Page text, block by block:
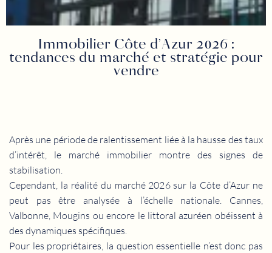
Immobilier Côte d’Azur 2026 :
tendances du marché et stratégie pour
vendre
Après une période de ralentissement liée à la hausse des taux
d’intérêt, le marché immobilier montre des signes de
stabilisation.
Cependant, la réalité du marché 2026 sur la Côte d’Azur ne
peut pas être analysée à l’échelle nationale. Cannes,
Valbonne, Mougins ou encore le littoral azuréen obéissent à
des dynamiques spécifiques.
Pour les propriétaires, la question essentielle n’est donc pas